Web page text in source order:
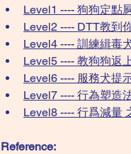
Level1 ---- 狗狗定點
Level2 ---- DTT教到
Level4 ---- 訓練緝毒
Level5 ---- 教狗狗返
Level6 ---- 服務犬提
Level7 ---- 行為塑造
Level8 ---- 行爲減量
Reference: